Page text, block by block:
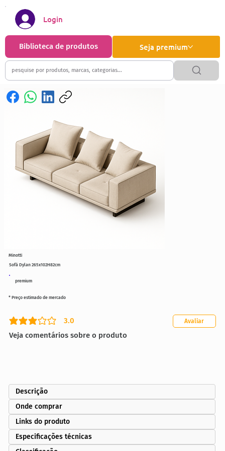
Seja premium
Biblioteca de produtos
Login
premium
Sofá Dylan 265x102H82cm
3.0
classificação média é 3 de 5
Veja comentários sobre o produto
Avaliar
* Preço estimado de mercado
Minotti
Descrição
Onde comprar
Links do produto
Especificações técnicas